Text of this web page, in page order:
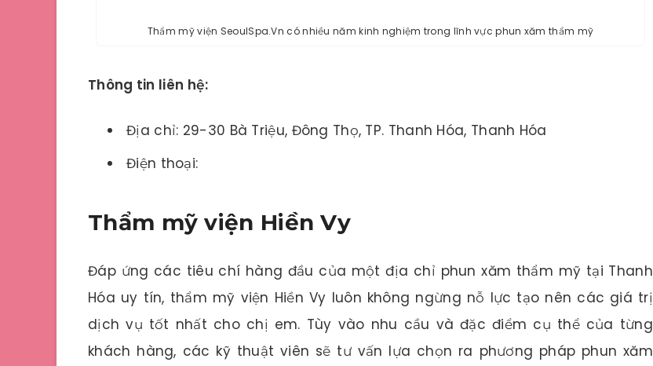
Thẩm mỹ viện SeoulSpa.Vn có nhiều năm kinh nghiệm trong lĩnh vực phun xăm thẩm mỹ
Thông tin liên hệ:
Địa chỉ: 29-30 Bà Triệu, Đông Thọ, TP. Thanh Hóa, Thanh Hóa
Điện thoại:
Thẩm mỹ viện Hiền Vy
Đáp ứng các tiêu chí hàng đầu của một địa chỉ phun xăm thẩm mỹ tại Thanh
Hóa uy tín, thẩm mỹ viện Hiền Vy luôn không ngừng nỗ lực tạo nên các giá trị
dịch vụ tốt nhất cho chị em. Tùy vào nhu cầu và đặc điểm cụ thể của từng
khách hàng, các kỹ thuật viên sẽ tư vấn lựa chọn ra phương pháp phun xăm